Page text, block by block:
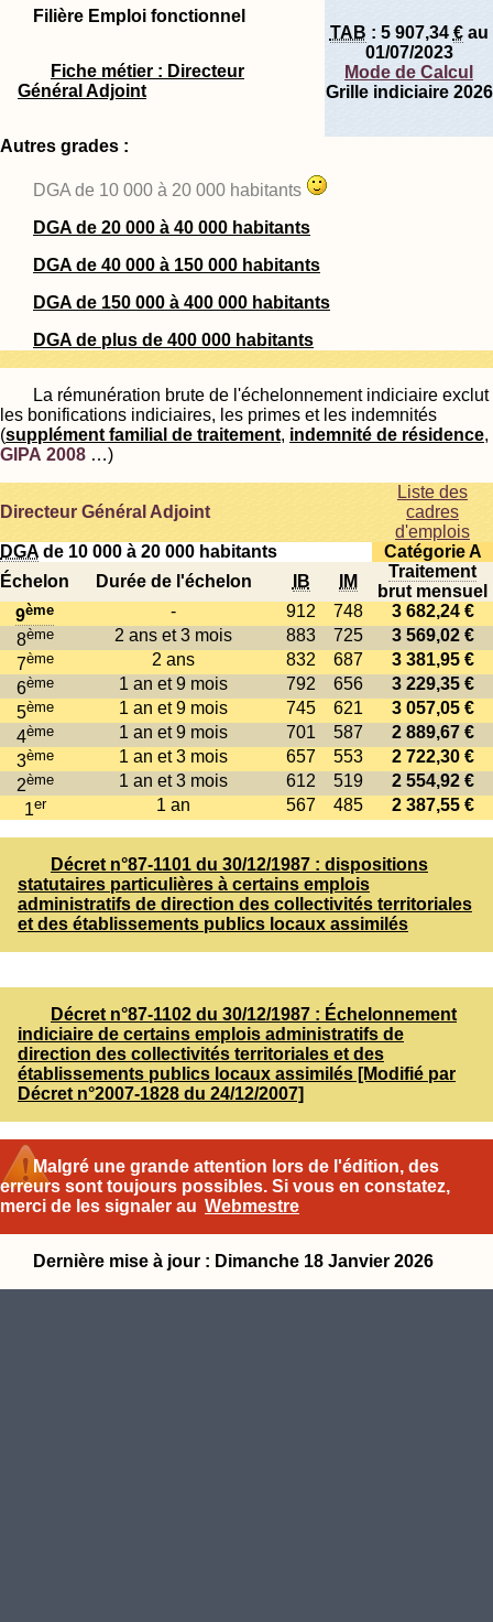
Filière Emploi fonctionnel
Fiche métier : Directeur
Général Adjoint
TAB : 5 907,34 €au
01/07/2023
Mode de Calcul
Grille indiciaire 2026
Autres grades :
DGA de 10 000 à 20 000 habitants
DGA de 20 000 à 40 000 habitants
DGA de 40 000 à 150 000 habitants
DGA de 150 000 à 400 000 habitants
DGA de plus de 400 000 habitants
La rémunération brute de l'échelonnement indiciaire exclut
les bonifications indiciaires, les primes et les indemnités
(supplément familial de traitement, indemnité de résidence,
GIPA 2008 …)
Directeur Général Adjoint
Liste des
cadres
d'emplois
DGA de 10 000 à 20 000 habitants
Catégorie A
Échelon
Durée de l'échelon IB IM
Traitement
brut mensuel
9ème - 912 748
3 682,24 €
8ème 2 ans et 3 mois 883 725
3 569,02 €
7ème 2 ans 832 687
3 381,95 €
6ème 1 an et 9 mois 792 656
3 229,35 €
5ème 1 an et 9 mois 745 621
3 057,05 €
4ème 1 an et 9 mois 701 587
2 889,67 €
3ème 1 an et 3 mois 657 553
2 722,30 €
2ème 1 an et 3 mois 612 519
2 554,92 €
1er 1 an 567 485 2 387,55 €
Décret n°87-1101 du 30/12/1987 : dispositions
statutaires particulières à certains emplois
administratifs de direction des collectivités territoriales
et des établissements publics locaux assimilés
Décret n°87-1102 du 30/12/1987 : Échelonnement
indiciaire de certains emplois administratifs de
direction des collectivités territoriales et des
établissements publics locaux assimilés [Modifié par
Décret n°2007-1828 du 24/12/2007]
Malgré une grande attention lors de l'édition, des
erreurs sont toujours possibles. Si vous en constatez,
merci de les signaler au Webmestre
Dernière mise à jour : Dimanche 18 Janvier 2026